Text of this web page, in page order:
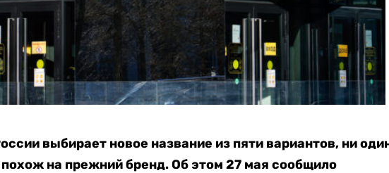
выбирает новое название из пяти вариантов, ни
на прежний бренд. Об этом 27 мая сообщило